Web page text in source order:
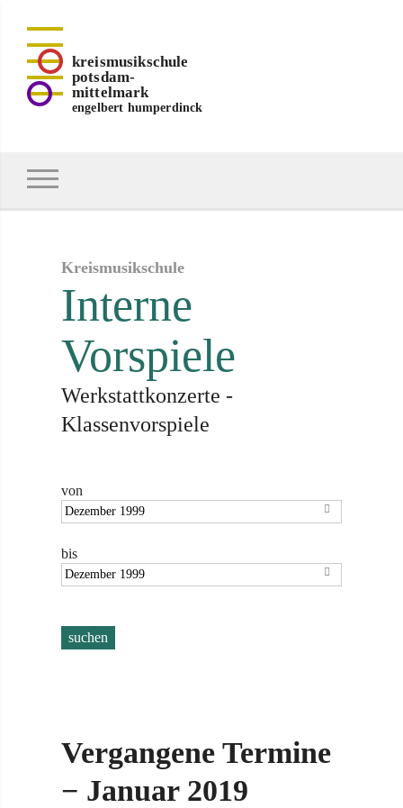
kreismusikschule
potsdam-
mittelmark
engelbert humperdinck
Kreismusikschule
Interne
Vorspiele
Werkstattkonzerte -
Klassenvorspiele
von

bis

Vergangene Termine
− Januar 2019